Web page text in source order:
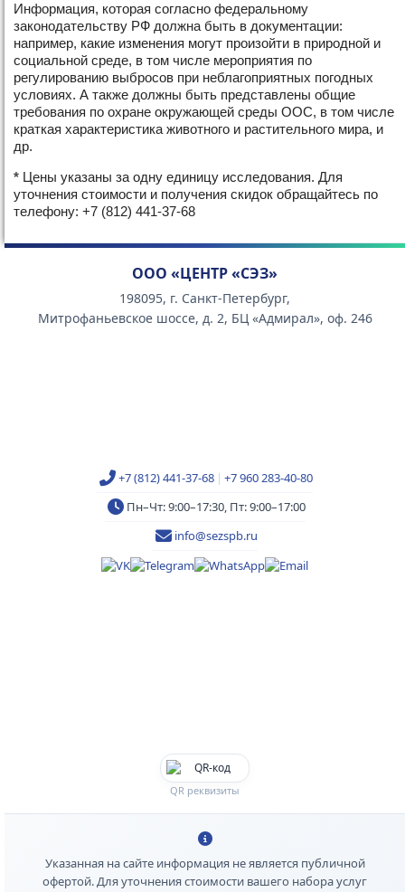
Информация, которая согласно федеральному
законодательству РФ должна быть в документации:
например, какие изменения могут произойти в природной и
социальной среде, в том числе мероприятия по
регулированию выбросов при неблагоприятных погодных
условиях. А также должны быть представлены общие
требования по охране окружающей среды ООС, в том числе
краткая характеристика животного и растительного мира, и
др.
* Цены указаны за одну единицу исследования. Для
уточнения стоимости и получения скидок обращайтесь по
телефону: +7 (812) 441-37-68
ООО «ЦЕНТР «СЭЗ»
198095, г. Санкт-Петербург,
Митрофаньевское шоссе, д. 2, БЦ «Адмирал», оф. 246
+7 (812) 441-37-68 | +7 960 283-40-80
Пн–Чт: 9:00–17:30, Пт: 9:00–17:00
info@sezspb.ru
QR реквизиты
Указанная на сайте информация не является публичной
офертой. Для уточнения стоимости вашего набора услуг